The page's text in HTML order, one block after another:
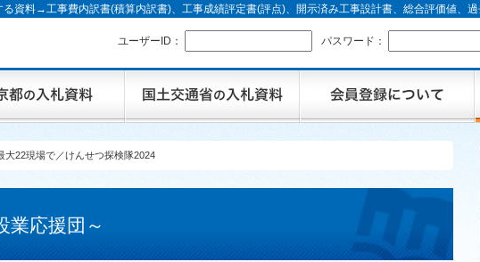
る資料→工事費内訳書(積算内訳書)、工事成績評定書(評点)、開示済み工事設計書、総合評価値、
ユーザーID：
パスワード：
大22現場で／けんせつ探検隊2024
応援団～